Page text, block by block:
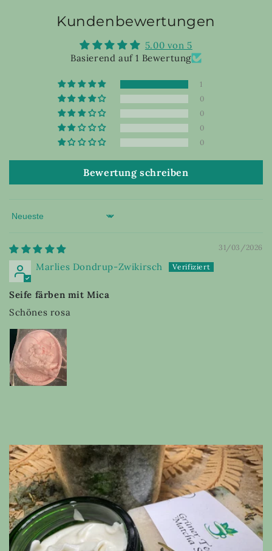
Kundenbewertungen
5.00 von 5
Basierend auf 1 Bewertung
1
0
0
0
0
Bewertung schreiben
Sort by
31/03/2026
Marlies Dondrup-Zwikirsch
Seife färben mit Mica
Schönes rosa